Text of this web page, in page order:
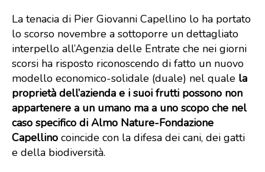
La tenacia di Pier Giovanni Capellino lo ha portato
lo scorso novembre a sottoporre un dettagliato
interpello all’Agenzia delle Entrate che nei giorni
scorsi ha risposto riconoscendo di fatto un nuovo
modello economico-solidale (duale) nel quale la
proprietà dell’azienda e i suoi frutti possono non
appartenere a un umano ma a uno scopo che nel
caso specifico di Almo Nature-Fondazione
Capellino coincide con la difesa dei cani, dei gatti
e della biodiversità.